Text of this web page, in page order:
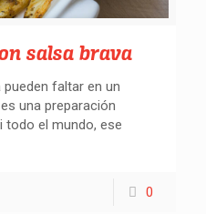
salsa brava
faltar en un
una preparación
todo el mundo, ese
0